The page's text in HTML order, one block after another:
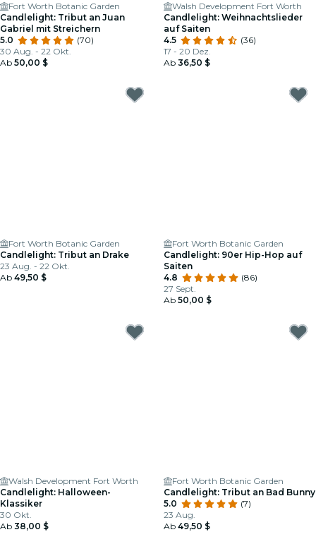
Fort Worth Botanic Garden
Candlelight: Tribut an Juan
Gabriel mit Streichern
5.0
(70)
30 Aug. - 22 Okt.
Ab 50,00 $
Walsh Development Fort Worth
Candlelight: Weihnachtslieder
auf Saiten
4.5
(36)
17 - 20 Dez.
Ab 36,50 $
Fort Worth Botanic Garden
Candlelight: Tribut an Drake
23 Aug. - 22 Okt.
Ab 49,50 $
Fort Worth Botanic Garden
Candlelight: 90er Hip-Hop auf
Saiten
4.8
(86)
27 Sept.
Ab 50,00 $
Walsh Development Fort Worth
Candlelight: Halloween-
Klassiker
30 Okt.
Ab 38,00 $
Fort Worth Botanic Garden
Candlelight: Tribut an Bad Bunny
5.0
(7)
23 Aug.
Ab 49,50 $